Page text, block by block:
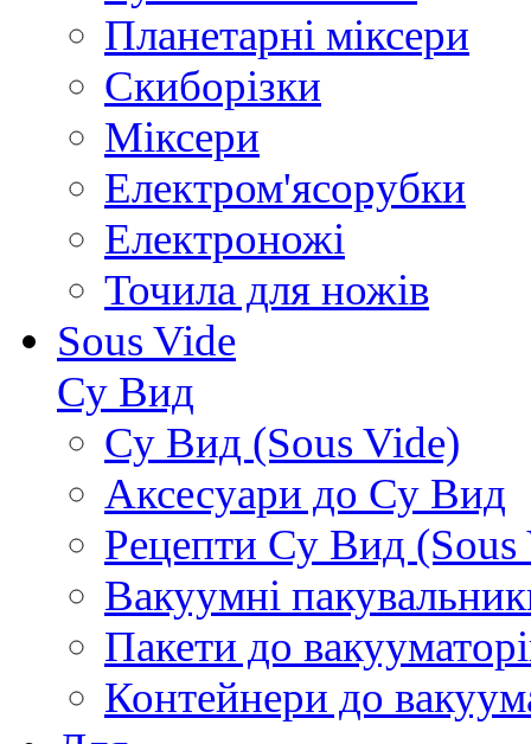
Планетарні міксери
Скиборізки
Міксери
Електром'ясорубки
Електроножі
Точила для ножів
Sous Vide
Су Вид
Су Вид (Sous Vide)
Аксесуари до Су Вид
Рецепти Су Вид (Sous
Вакуумні
Пакети до
Контейнери до